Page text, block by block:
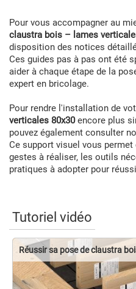
Pour vous accompagner au
claustra bois – lames
disposition des notices
Ces guides pas à pas ont été
aider à chaque étape de la
expert en bricolage.
Pour rendre l'installation de
verticales 80x30encore plus
pouvez également consulter
Ce support visuel vous
gestes à réaliser, les outils
pratiques à adopter pour
Tutoriel vidéo
Réussir sa pose de claustra